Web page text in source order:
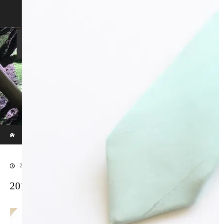
現代のサムライたちの時空間へ
20170913LR補正後129
2018.01.7
20170913LR補正後129